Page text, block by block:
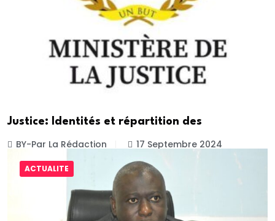
Justice: Identités et répartition des
BY-Par La Rédaction 17 Septembre 2024
ACTUALITE